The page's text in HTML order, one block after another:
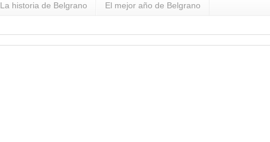
La historia de Belgrano El mejor año de Belgrano